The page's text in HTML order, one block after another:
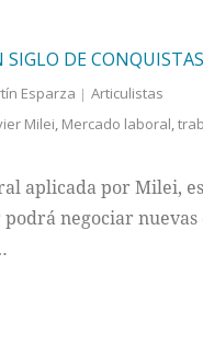
DE
Esparza
Articulistas
Milei, Mercado laboral,
aplicada por Milei,
negociar